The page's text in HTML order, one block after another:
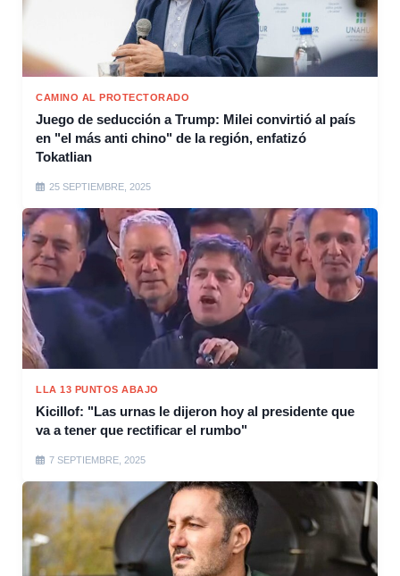
CAMINO AL PROTECTORADO
Juego de seducción a Trump: Milei convirtió al país
en "el más anti chino" de la región, enfatizó
Tokatlian
25 SEPTIEMBRE, 2025
LLA 13 PUNTOS ABAJO
Kicillof: "Las urnas le dijeron hoy al presidente que
va a tener que rectificar el rumbo"
7 SEPTIEMBRE, 2025